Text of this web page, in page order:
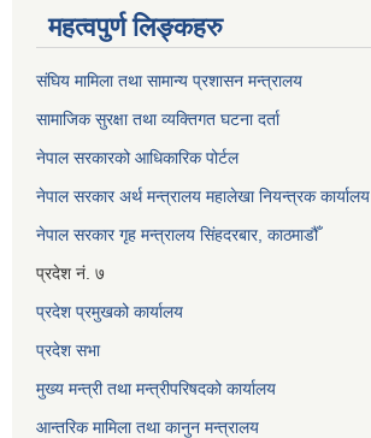
महत्वपुर्ण लिङ्कहरु
संघिय मामिला तथा सामान्य प्रशासन मन्त्रालय
सामाजिक सुरक्षा तथा व्यक्तिगत घटना दर्ता
नेपाल सरकारको आधिकारिक पोर्टल
नेपाल सरकार अर्थ मन्त्रालय महालेखा नियन्त्रक कार्यालय
नेपाल सरकार गृह मन्त्रालय सिंहदरबार, काठमाडौँ
प्रदेश नं. ७
प्रदेश प्रमुखको कार्यालय
प्रदेश सभा
मुख्य मन्त्री तथा मन्त्रीपरिषदको कार्यालय
आन्तरिक मामिला तथा कानुन मन्त्रालय